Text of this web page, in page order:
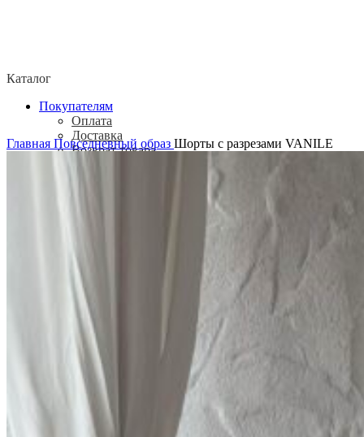
Каталог
Покупателям
Оплата
Доставка
Возврат товара
О бренде ADELOVE
Главная Повседневный образ Шорты с разрезами VANILE